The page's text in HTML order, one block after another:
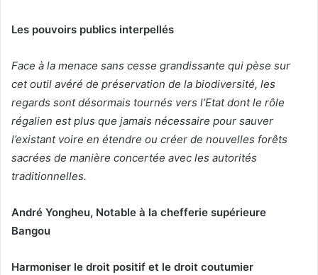
Les pouvoirs publics interpellés
Face à la menace sans cesse grandissante qui pèse sur
cet outil avéré de préservation de la biodiversité, les
regards sont désormais tournés vers l’Etat dont le rôle
régalien est plus que jamais nécessaire pour sauver
l’existant voire en étendre ou créer de nouvelles forêts
sacrées de manière concertée avec les autorités
traditionnelles.
André Yongheu, Notable à la chefferie supérieure
Bangou
Harmoniser le droit positif et le droit coutumier